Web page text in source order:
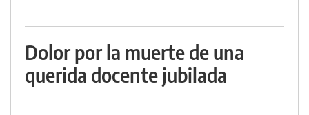
Dolor por la muerte de una
querida docente jubilada